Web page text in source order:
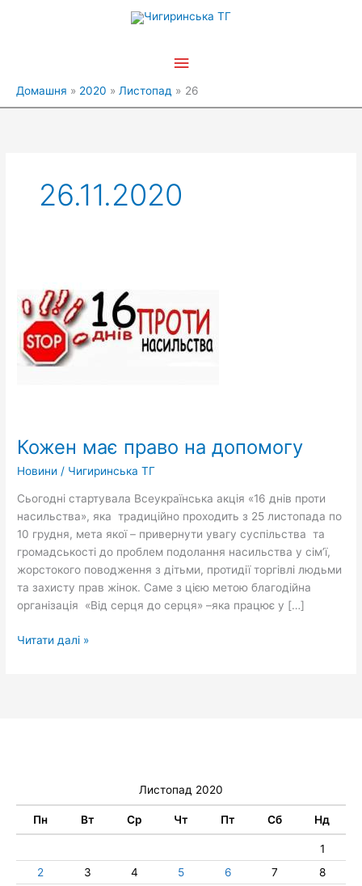
Головне
Домашня 2020 Листопад 26
26.11.2020
Кожен має право на допомогу
Новини / Чигиринська ТГ
Сьогодні стартувала Всеукраїнська акція «16 днів проти
насильства», яка традиційно проходить з 25 листопада по
10 грудня, мета якої – привернути увагу суспільства та
громадськості до проблем подолання насильства у сім’ї,
жорстокого поводження з дітьми, протидії торгівлі людьми
та захисту прав жінок. Саме з цією метою благодійна
організація «Від серця до серця» –яка працює у […]
право
на
допомогу
Читати далі »
Листопад 2020
Пн Вт Ср Чт Пт Сб Нд
1
2
3 4 5 6 7
8